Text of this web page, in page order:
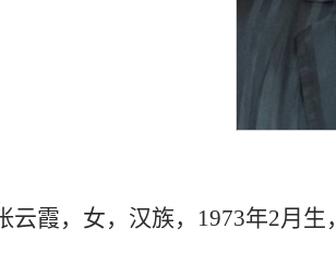
云霞，女，汉族，1973年2月